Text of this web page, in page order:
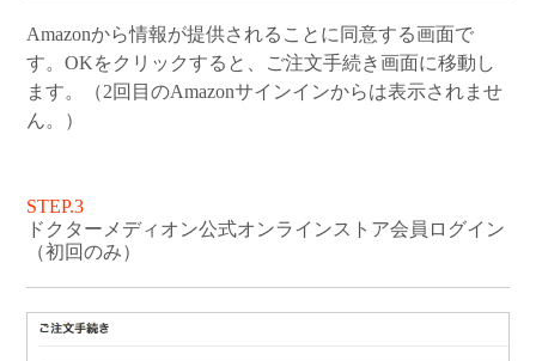
Amazonから情報が提供されることに同意する画面で
す。OKをクリックすると、ご注文手続き画面に移動し
ます。（2回目のAmazonサインインからは表示されませ
ん。）
STEP.3
ドクターメディオン公式オンラインストア会員ログイン
（初回のみ）